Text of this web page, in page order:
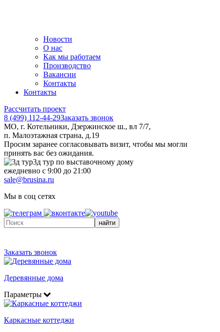
Новости
О нас
Как мы работаем
Производство
Вакансии
Контакты
Контакты
Рассчитать проект
8 (499) 112-44-29Заказать звонок
МО, г. Котельники, Дзержинское ш., вл 7/7,
п. Малоэтажная страна, д.19
Просим заранее согласовывать визит, чтобы мы могли
принять вас без ожидания.
3д тур по выставочному дому
ежедневно с 9:00 до 21:00
sale@brusina.ru
Мы в соц сетях
найти
Заказать звонок
Деревянные дома
Параметры
Каркасные коттеджи